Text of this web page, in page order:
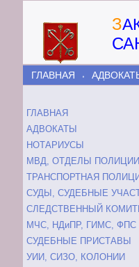
З
ГЛАВНАЯ ⬫
ГЛАВНАЯ
АДВОКАТЫ
НОТАРИУСЫ
МВД, ОТДЕЛЫ ПОЛИЦИИ
ТРАНСПОРТНАЯ
СУДЫ, СУДЕБНЫЕ
СЛЕДСТВЕННЫЙ
МЧС, НДиПР, ГИМС, ФПС
СУДЕБНЫЕ ПРИСТАВЫ
УИИ, СИЗО, КОЛОНИИ